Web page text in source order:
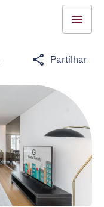
Partilhar